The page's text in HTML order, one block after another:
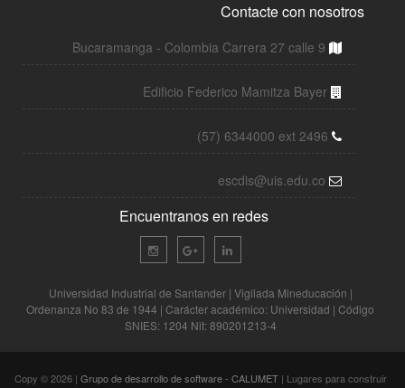
Contacte con nosotros
Bucaramanga - Colombia Carrera 27 calle 9
Edificio Federico Mamitza Bayer
(57) 6344000 ext 2496
escdis@uis.edu.co
Encuentranos en redes
Universidad Industrial de Santander | Vigilada Mineducación |
Ordenanza No 83 de 1944 | Carácter académico: Universidad | Código
SNIES: 1204 Nit: 890201213-4
Copy © 2026 | Grupo de desarrollo de software - CALUMET | Lugares para construir